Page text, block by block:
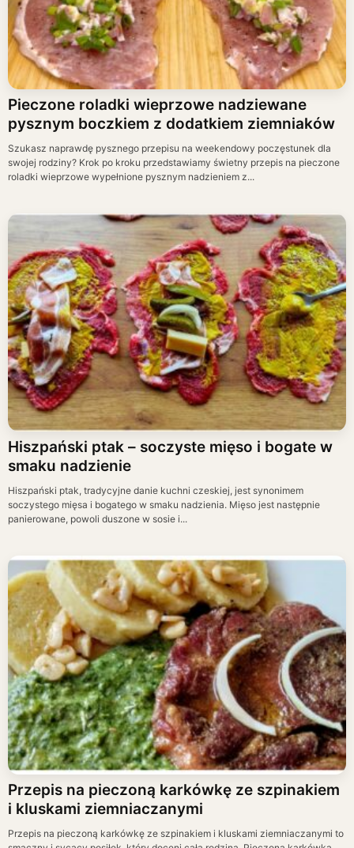
Pieczone roladki wieprzowe nadziewane
pysznym boczkiem z dodatkiem ziemniaków
Szukasz naprawdę pysznego przepisu na weekendowy poczęstunek dla
swojej rodziny? Krok po kroku przedstawiamy świetny przepis na pieczone
roladki wieprzowe wypełnione pysznym nadzieniem z...
Hiszpański ptak – soczyste mięso i bogate w
smaku nadzienie
Hiszpański ptak, tradycyjne danie kuchni czeskiej, jest synonimem
soczystego mięsa i bogatego w smaku nadzienia. Mięso jest następnie
panierowane, powoli duszone w sosie i...
Przepis na pieczoną karkówkę ze szpinakiem
i kluskami ziemniaczanymi
Przepis na pieczoną karkówkę ze szpinakiem i kluskami ziemniaczanymi to